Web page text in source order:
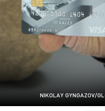
NIKOLAY GYNGAZOV/